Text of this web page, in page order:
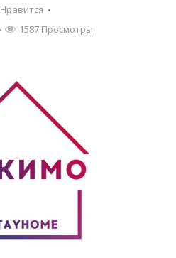
Нравится
1587 Просмотры